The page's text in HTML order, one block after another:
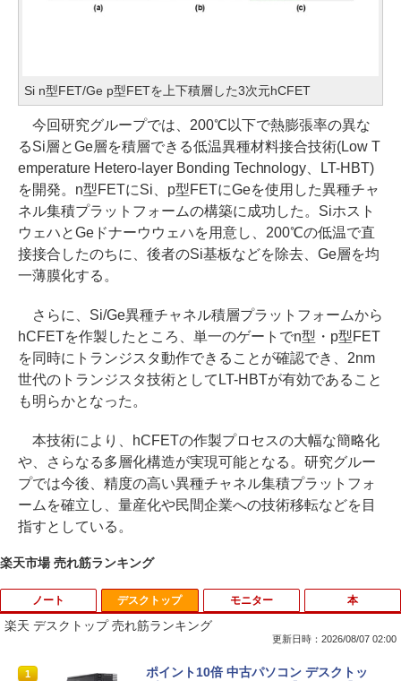
Si n型FET/Ge p型FETを上下積層した3次元hCFET
今回研究グループでは、200℃以下で熱膨張率の異な
るSi層とGe層を積層できる低温異種材料接合技術(Low T
emperature Hetero-layer Bonding Technology、LT-HBT)
を開発。n型FETにSi、p型FETにGeを使用した異種チャ
ネル集積プラットフォームの構築に成功した。Siホスト
ウェハとGeドナーウウェハを用意し、200℃の低温で直
接接合したのちに、後者のSi基板などを除去、Ge層を均
一薄膜化する。
さらに、Si/Ge異種チャネル積層プラットフォームから
hCFETを作製したところ、単一のゲートでn型・p型FET
を同時にトランジスタ動作できることが確認でき、2nm
世代のトランジスタ技術としてLT-HBTが有効であること
も明らかとなった。
本技術により、hCFETの作製プロセスの大幅な簡略化
や、さらなる多層化構造が実現可能となる。研究グルー
プでは今後、精度の高い異種チャネル集積プラットフォ
ームを確立し、量産化や民間企業への技術移転などを目
指すとしている。
楽天市場 売れ筋ランキング
ノート
1
タブレットPC Microsoft Surface Pro 5/
デスクトップ
楽天 デスクトップ 売れ筋ランキング
更新日時：2026/08/07 02:00
1
ポイント10倍 中古パソコン デスクトッ
モニター 本